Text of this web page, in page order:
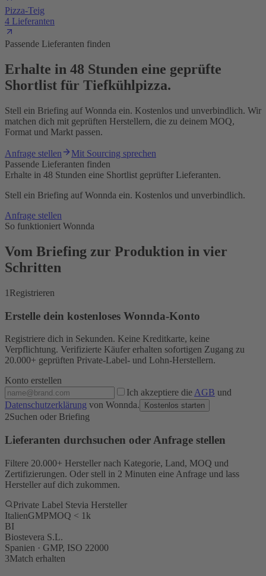
Pizza-Teig
4 Lieferanten
Passende Lieferanten finden
Erhalte in 48 Stunden eine geprüfte
Shortlist für Tiefkühlpizza.
Stell ein Briefing auf Wonnda ein. Kostenlos und unverbindlich. Wir
matchen dich mit geprüften Herstellern, die zu deinem MOQ,
Format und Markt passen.
Anfrage stellen
Mit Sourcing sprechen
Passende Lieferanten finden
Erhalte in 48 Stunden eine Shortlist geprüfter Lieferanten.
Stell ein Briefing auf Wonnda ein. Kostenlos und unverbindlich.
Anfrage stellen
So funktioniert Wonnda
Vom Briefing zur Produktion in vier
Schritten
1 Registrieren
Erstelle dein kostenloses Wonnda-Konto
Registriere dich in Sekunden. Keine Kreditkarte, keine
Verpflichtung. Verifizierte Käufer erhalten sofortigen Zugang zu
20.000+ geprüften Private-Label- und Lohn-Herstellern.
Konto erstellen
Ich akzeptiere die AGB und
Datenschutzerklärung von Wonnda. Kostenlos starten
2Suchen oder Briefing
Lieferanten durchsuchen oder Anfrage stellen
Filtere 20.000+ Hersteller nach Kategorie, Land, MOQ und
Zertifizierungen. Oder stell in 2 Minuten eine Anfrage und lass
Hersteller auf dich zukommen.
Private Label Stevia Hersteller
ItalienGMPMOQ < 1k
BI
Biostevera S.L.
Spanien · GMP, ISO 22000
3Match erhalten